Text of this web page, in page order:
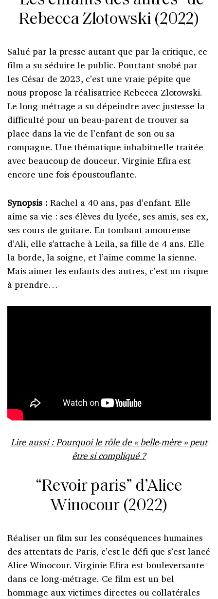
Rebecca Zlotowski (2022)
Salué par la presse autant que par la critique, ce
film a su séduire le public. Pourtant snobé par
les César de 2023, c’est une vraie pépite que
nous propose la réalisatrice Rebecca Zlotowski.
Le long-métrage a su dépeindre avec justesse la
difficulté pour un beau-parent de trouver sa
place dans la vie de l’enfant de son ou sa
compagne. Une thématique inhabituelle traitée
avec beaucoup de douceur. Virginie Efira est
encore une fois époustouflante.
Synopsis : Rachel a 40 ans, pas d’enfant. Elle
aime sa vie : ses élèves du lycée, ses amis, ses ex,
ses cours de guitare. En tombant amoureuse
d’Ali, elle s’attache à Leila, sa fille de 4 ans. Elle
la borde, la soigne, et l’aime comme la sienne.
Mais aimer les enfants des autres, c’est un risque
à prendre…
Lire aussi : Pourquoi le rôle de « belle-mère » peut
être si compliqué ?
“Revoir paris” d’Alice
Winocour (2022)
Réaliser un film sur les conséquences humaines
des attentats de Paris, c’est le défi que s’est lancé
Alice Winocour. Virginie Efira est bouleversante
dans ce long-métrage. Ce film est un bel
hommage aux victimes directes ou collatérales